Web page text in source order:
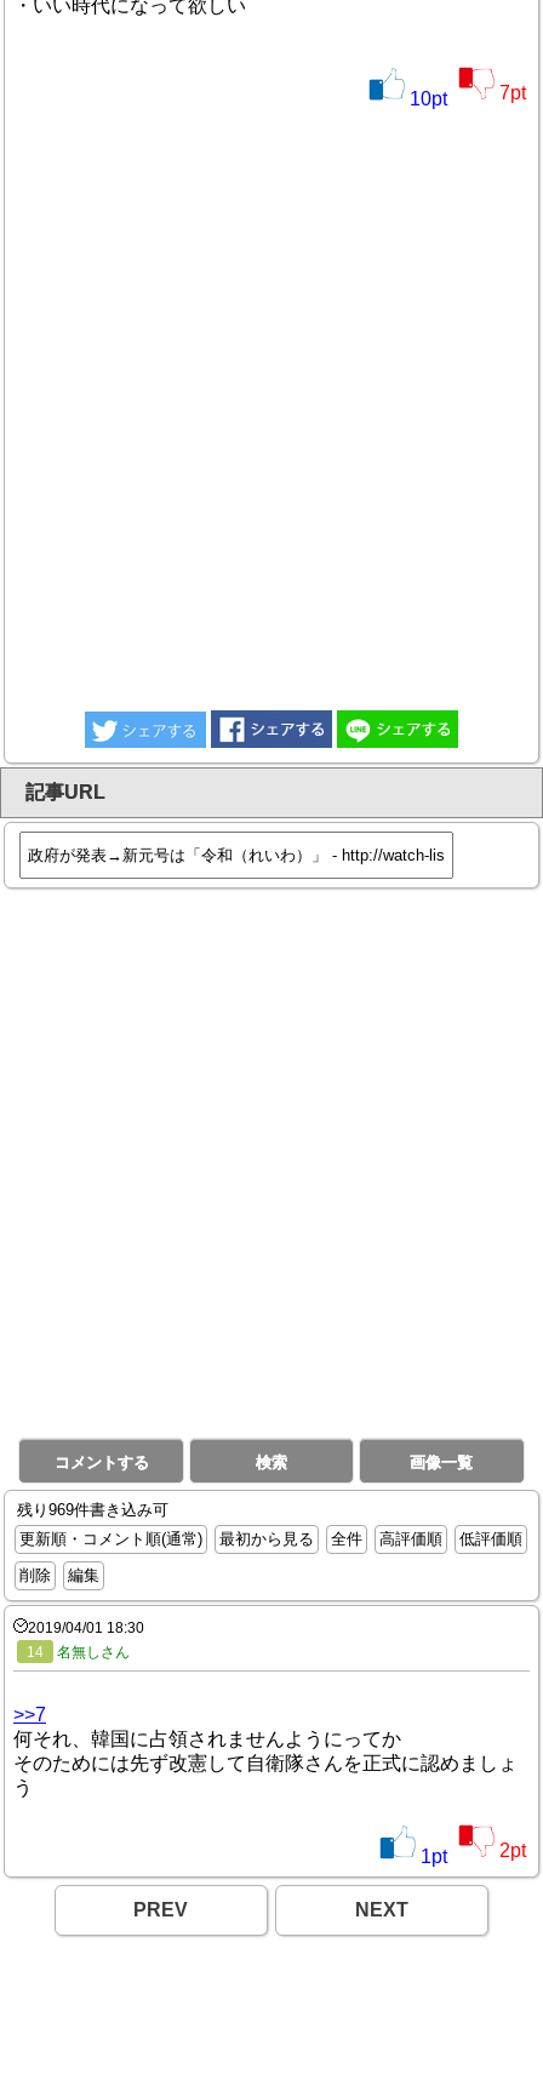
・いい時代になって欲しい
10pt 7pt
記事URL
コメントする 検索 画像一覧
残り969件書き込み可
更新順・コメント順(通常)
最初から見る 全件 高評価順
低評価順
削除
編集
2019/04/01 18:30
14
名無しさん
>>7
何それ、韓国に占領されませんようにってか
そのためには先ず改憲して自衛隊さんを正式に認めましょ
う
1pt 2pt
PREV NEXT